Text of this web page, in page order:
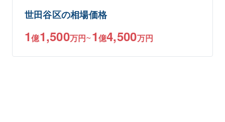
世田谷区の相場価格
1億1,500万円~1億4,500万円